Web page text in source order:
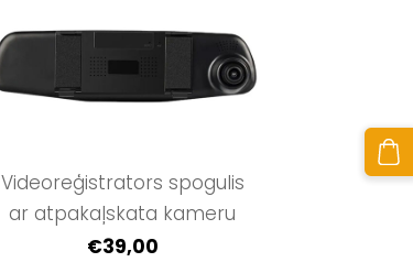
Videoreģistrators spogulis
ar atpakaļskata kameru
€39,00